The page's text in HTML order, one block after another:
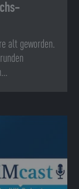
alt geworden.